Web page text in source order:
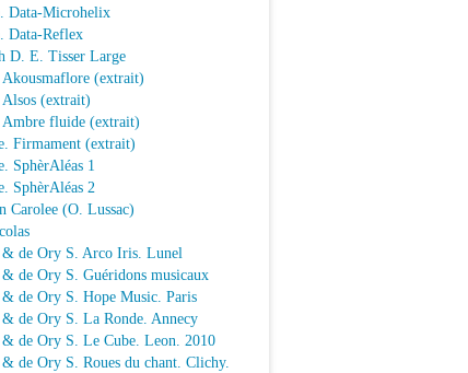
Data-Microhelix
Data-Reflex
D. E. Tisser Large
Akousmaflore (extrait)
Alsos (extrait)
Ambre fluide (extrait)
Firmament (extrait)
SphèrAléas 1
SphèrAléas 2
Carolee (O. Lussac)
& de Ory S. Arco Iris. Lunel
& de Ory S. Guéridons musicaux
& de Ory S. Hope Music. Paris
& de Ory S. La Ronde. Annecy
& de Ory S. Le Cube. Leon. 2010
& de Ory S. Roues du chant. Clichy.